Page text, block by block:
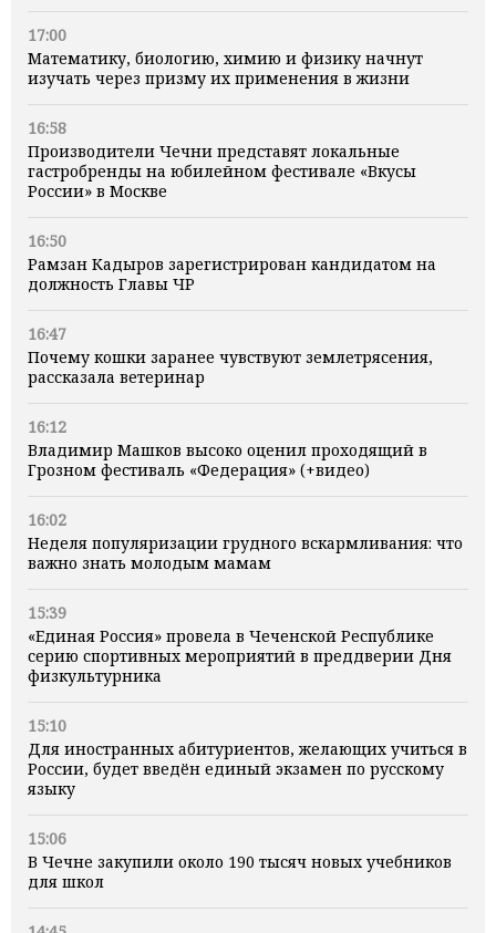
17:00
Математику, биологию, химию и физику начнут
изучать через призму их применения в жизни
16:58
Производители Чечни представят локальные
гастробренды на юбилейном фестивале «Вкусы
России» в Москве
16:50
Рамзан Кадыров зарегистрирован кандидатом на
должность Главы ЧР
16:47
Почему кошки заранее чувствуют землетрясения,
рассказала ветеринар
16:12
Владимир Машков высоко оценил проходящий в
Грозном фестиваль «Федерация» (+видео)
16:02
Неделя популяризации грудного вскармливания: что
важно знать молодым мамам
15:39
«Единая Россия» провела в Чеченской Республике
серию спортивных мероприятий в преддверии Дня
физкультурника
15:10
Для иностранных абитуриентов, желающих учиться в
России, будет введён единый экзамен по русскому
языку
15:06
В Чечне закупили около 190 тысяч новых учебников
для школ